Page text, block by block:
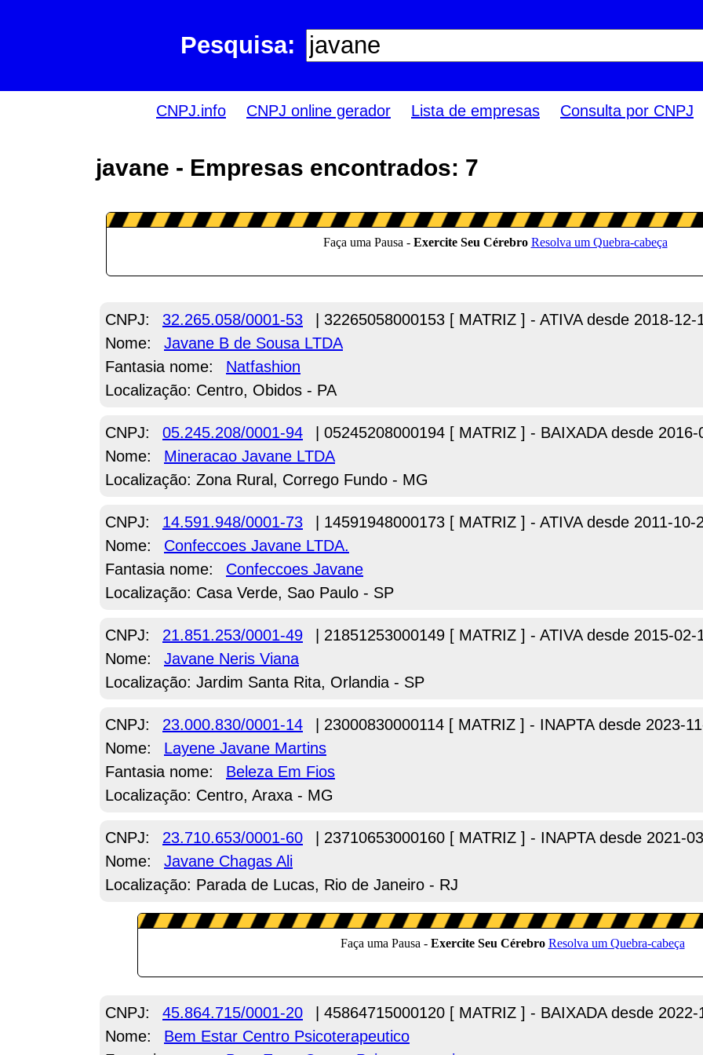
Pesquisa:
CNPJ.info CNPJ online gerador Lista de empresas Consulta por CNPJ
javane - Empresas encontrados: 7
CNPJ: 32.265.058/0001-53
| 32265058000153 [ MATRIZ ] - ATIVA desde 2018-12-
Nome:
Javane B de Sousa LTDA
Fantasia nome:
Natfashion
Localização: Centro, Obidos - PA
CNPJ: 05.245.208/0001-94
| 05245208000194 [ MATRIZ ] - BAIXADA desde 2016-
Nome:
Mineracao Javane LTDA
Localização: Zona Rural, Corrego Fundo - MG
CNPJ: 14.591.948/0001-73
| 14591948000173 [ MATRIZ ] - ATIVA desde 2011-10-
Nome:
Confeccoes Javane LTDA.
Fantasia nome:
Confeccoes Javane
Localização: Casa Verde, Sao Paulo - SP
CNPJ: 21.851.253/0001-49
| 21851253000149 [ MATRIZ ] - ATIVA desde 2015-02-
Nome:
Javane Neris Viana
Localização: Jardim Santa Rita, Orlandia - SP
CNPJ: 23.000.830/0001-14
| 23000830000114 [ MATRIZ ] - INAPTA desde 2023-
Nome:
Layene Javane Martins
Fantasia nome:
Beleza Em Fios
Localização: Centro, Araxa - MG
CNPJ: 23.710.653/0001-60
| 23710653000160 [ MATRIZ ] - INAPTA desde 2021-
Nome:
Javane Chagas Ali
Localização: Parada de Lucas, Rio de Janeiro - RJ
CNPJ: 45.864.715/0001-20
| 45864715000120 [ MATRIZ ] - BAIXADA desde 2022-
Nome:
Bem Estar Centro Psicoterapeutico